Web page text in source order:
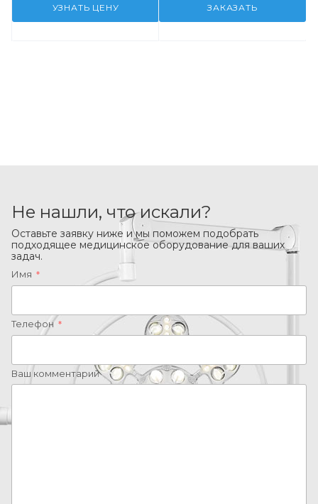
УЗНАТЬ ЦЕНУ ЗАКАЗАТЬ
Не нашли, что искали?
Оставьте заявку ниже и мы поможем подобрать
подходящее медицинское оборудование для ваших
задач.
Имя *
Телефон *
Ваш комментарий